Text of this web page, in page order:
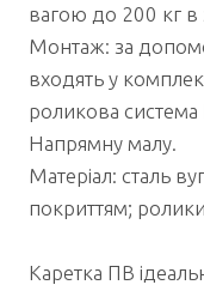
вагою до 200 кг в
Монтаж: за
входять у
роликова
Напрямну малу.
Матеріал: сталь
покриттям;
Каретка ПВ